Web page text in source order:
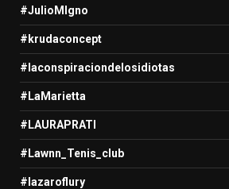
#JulioMIgno
#krudaconcept
#laconspiraciondelosidiotas
#LaMarietta
#LAURAPRATI
#Lawnn_Tenis_club
#lazaroflury